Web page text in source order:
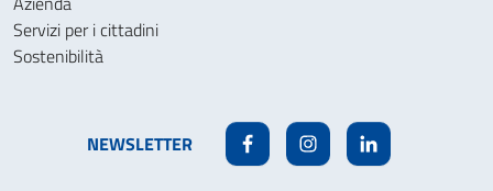
Servizi per i cittadini
Sostenibilità
NEWSLETTER FacebookInstagramLinkedin